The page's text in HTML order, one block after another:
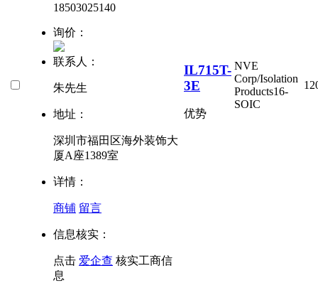
18503025140
询价：
联系人：
朱先生
地址：
深圳市福田区海外装饰大
厦A座1389室
详情：
商铺 留言
信息核实：
点击 爱企查 核实工商信
息
IL715T-
3E
优势
NVE
Corp/Isolation
Products16-
SOIC